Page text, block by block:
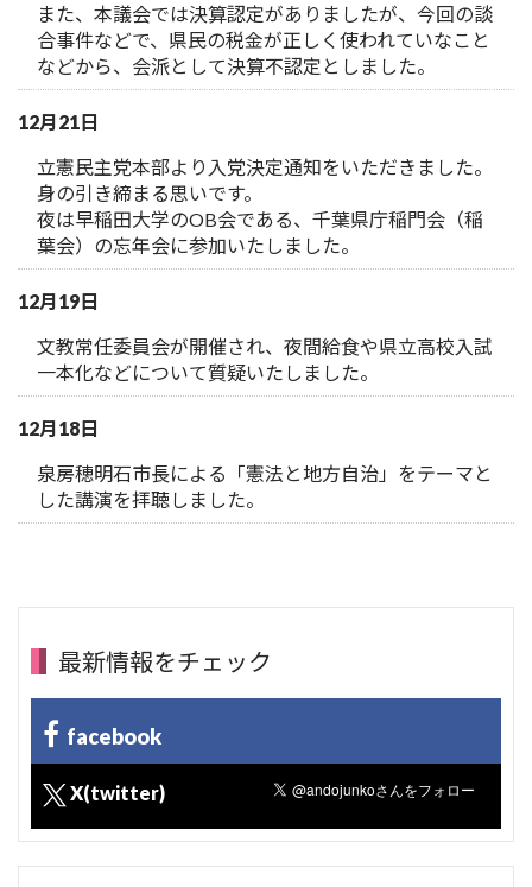
また、本議会では決算認定がありましたが、今回の談
合事件などで、県民の税金が正しく使われていなこと
などから、会派として決算不認定としました。
12月21日
立憲民主党本部より入党決定通知をいただきました。
身の引き締まる思いです。
夜は早稲田大学のOB会である、千葉県庁稲門会（稲
葉会）の忘年会に参加いたしました。
12月19日
文教常任委員会が開催され、夜間給食や県立高校入試
一本化などについて質疑いたしました。
12月18日
泉房穂明石市長による「憲法と地方自治」をテーマと
した講演を拝聴しました。
最新情報をチェック
facebook
X(twitter)